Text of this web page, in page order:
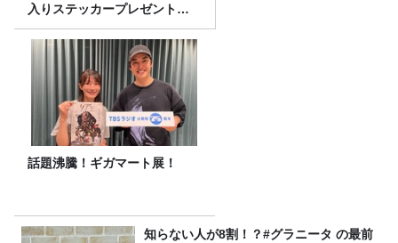
入りステッカープレゼント有
り
話題沸騰！ギガマート展！
知らない人が8割！？#グラニータ の最前